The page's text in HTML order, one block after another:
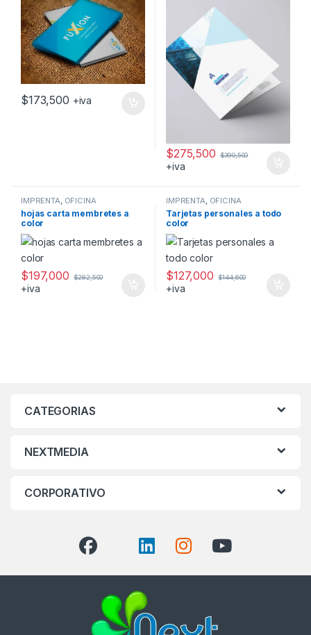
$173,500 +iva
$275,500 $390,500
+iva
IMPRENTA, OFICINA
hojas carta membretes a
color
$197,000 $282,500
+iva
IMPRENTA, OFICINA
Tarjetas personales a todo
color
$127,000 $144,600
+iva
CATEGORIAS
NEXTMEDIA
CORPORATIVO